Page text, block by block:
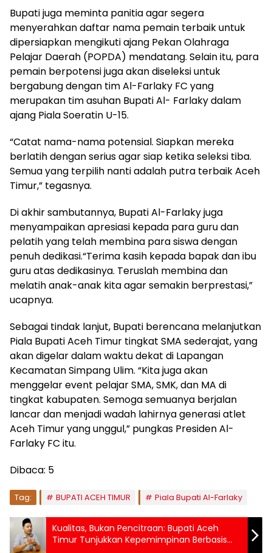
Bupati juga meminta panitia agar segera
menyerahkan daftar nama pemain terbaik untuk
dipersiapkan mengikuti ajang Pekan Olahraga
Pelajar Daerah (POPDA) mendatang. Selain itu, para
pemain berpotensi juga akan diseleksi untuk
bergabung dengan tim Al-Farlaky FC yang
merupakan tim asuhan Bupati Al- Farlaky dalam
ajang Piala Soeratin U-15.
“Catat nama-nama potensial. Siapkan mereka
berlatih dengan serius agar siap ketika seleksi tiba.
Semua yang terpilih nanti adalah putra terbaik Aceh
Timur,” tegasnya.
Di akhir sambutannya, Bupati Al-Farlaky juga
menyampaikan apresiasi kepada para guru dan
pelatih yang telah membina para siswa dengan
penuh dedikasi.“Terima kasih kepada bapak dan ibu
guru atas dedikasinya. Teruslah membina dan
melatih anak-anak kita agar semakin berprestasi,”
ucapnya.
Sebagai tindak lanjut, Bupati berencana melanjutkan
Piala Bupati Aceh Timur tingkat SMA sederajat, yang
akan digelar dalam waktu dekat di Lapangan
Kecamatan Simpang Ulim. “Kita juga akan
menggelar event pelajar SMA, SMK, dan MA di
tingkat kabupaten. Semoga semuanya berjalan
lancar dan menjadi wadah lahirnya generasi atlet
Aceh Timur yang unggul,” pungkas Presiden Al-
Farlaky FC itu.
Dibaca: 5
Tag: BUPATI ACEH TIMUR Piala Bupati Al-Farlaky
Kualitas, Bukan Pencitraan: Bupati Aceh
Timur Tunjukkan Kepemimpinan Berbasis